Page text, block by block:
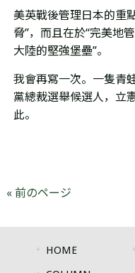
美英戰後管理日本的重
脅”，而且在於“完美地
大陸的堅強堡壘”。
我會再寫一次。一隻青
黨總裁選舉候選人，立
此。
« 前のページ
HOME